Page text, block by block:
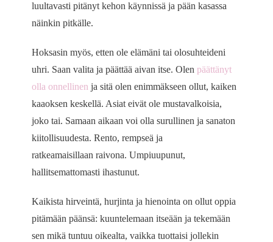
luultavasti pitänyt kehon käynnissä ja pään kasassa
näinkin pitkälle.
Hoksasin myös, etten ole elämäni tai olosuhteideni
uhri. Saan valita ja päättää aivan itse. Olen päättänyt
olla onnellinen ja sitä olen enimmäkseen ollut, kaiken
kaaoksen keskellä. Asiat eivät ole mustavalkoisia,
joko tai. Samaan aikaan voi olla surullinen ja sanaton
kiitollisuudesta. Rento, rempseä ja
ratkeamaisillaan raivona. Umpiuupunut,
hallitsemattomasti ihastunut.
Kaikista hirveintä, hurjinta ja hienointa on ollut oppia
pitämään päänsä: kuuntelemaan itseään ja tekemään
sen mikä tuntuu oikealta, vaikka tuottaisi jollekin